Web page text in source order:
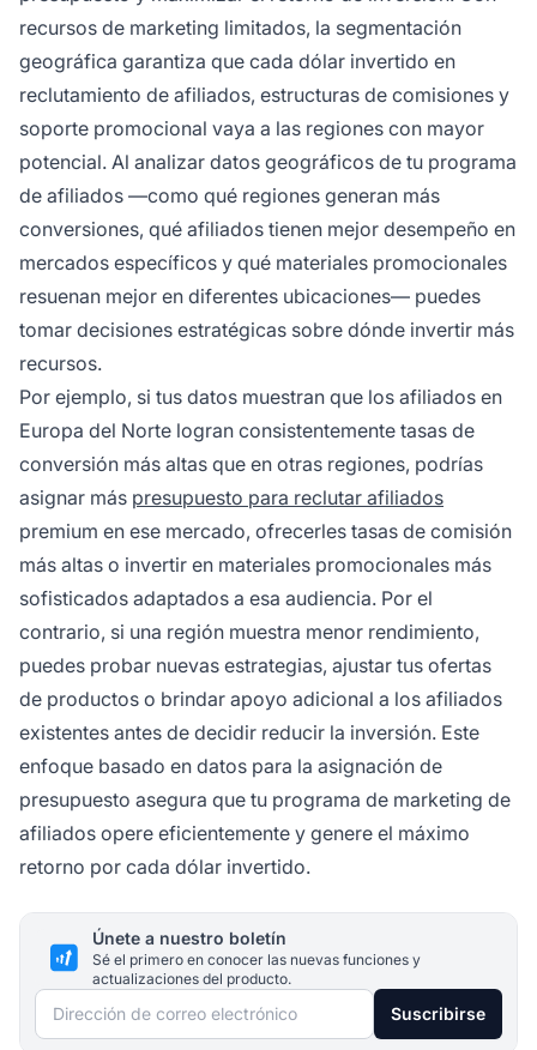
recursos de marketing limitados, la segmentación
geográfica garantiza que cada dólar invertido en
reclutamiento de afiliados, estructuras de comisiones y
soporte promocional vaya a las regiones con mayor
potencial. Al analizar datos geográficos de tu programa
de afiliados —como qué regiones generan más
conversiones, qué afiliados tienen mejor desempeño en
mercados específicos y qué materiales promocionales
resuenan mejor en diferentes ubicaciones— puedes
tomar decisiones estratégicas sobre dónde invertir más
recursos.
Por ejemplo, si tus datos muestran que los afiliados en
Europa del Norte logran consistentemente tasas de
conversión más altas que en otras regiones, podrías
asignar más presupuesto para reclutar afiliados
premium en ese mercado, ofrecerles tasas de comisión
más altas o invertir en materiales promocionales más
sofisticados adaptados a esa audiencia. Por el
contrario, si una región muestra menor rendimiento,
puedes probar nuevas estrategias, ajustar tus ofertas
de productos o brindar apoyo adicional a los afiliados
existentes antes de decidir reducir la inversión. Este
enfoque basado en datos para la asignación de
presupuesto asegura que tu programa de marketing de
afiliados opere eficientemente y genere el máximo
retorno por cada dólar invertido.
Únete a nuestro boletín
Sé el primero en conocer las nuevas funciones y
actualizaciones del producto.
Dirección de correo electrónico Suscribirse